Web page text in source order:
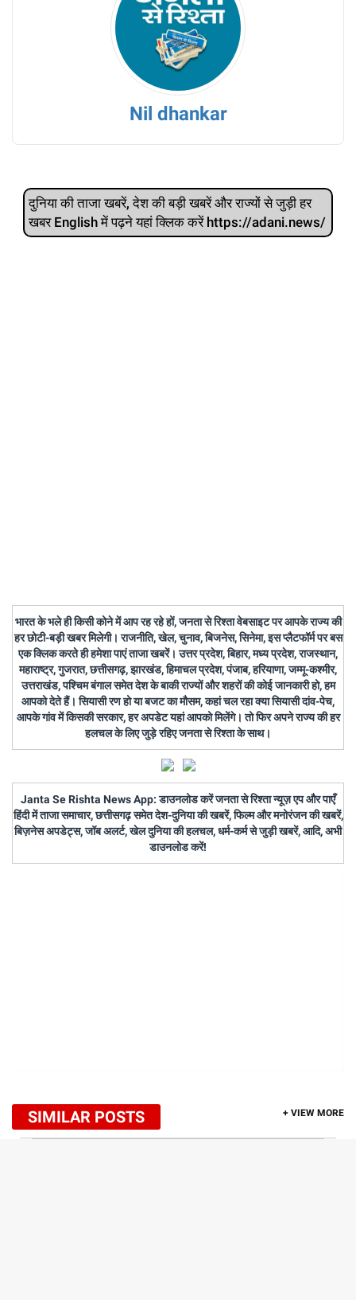
Nil dhankar
दुनिया की ताजा खबरें, देश की बड़ी खबरें और राज्‍यों से जुड़ी हर
खबर English में पढ़ने यहां क्लिक करें https://adani.news/
भारत के भले ही किसी कोने में आप रह रहे हों, जनता से रिश्ता वेबसाइट पर आपके राज्य की
हर छोटी-बड़ी खबर मिलेगी। राजनीति, खेल, चुनाव, बिजनेस, सिनेमा, इस प्लैटफॉर्म पर बस
एक क्लिक करते ही हमेशा पाएं ताजा खबरें। उत्तर प्रदेश, बिहार, मध्य प्रदेश, राजस्थान,
महाराष्ट्र, गुजरात, छत्तीसगढ़, झारखंड, हिमाचल प्रदेश, पंजाब, हरियाणा, जम्मू-कश्मीर,
उत्तराखंड, पश्चिम बंगाल समेत देश के बाकी राज्यों और शहरों की कोई जानकारी हो, हम
आपको देते हैं। सियासी रण हो या बजट का मौसम, कहां चल रहा क्या सियासी दांव-पेच,
आपके गांव में किसकी सरकार, हर अपडेट यहां आपको मिलेंगे। तो फिर अपने राज्य की हर
हलचल के लिए जुड़े रहिए जनता से रिश्ता के साथ।
Janta Se Rishta News App: डाउनलोड करें जनता से रिश्ता न्यूज़ एप और पाएँ
हिंदी में ताजा समाचार, छत्तीसगढ़ समेत देश-दुनिया की खबरें, फिल्म और मनोरंजन की खबरें,
बिज़नेस अपडेट्स, जॉब अलर्ट, खेल दुनिया की हलचल, धर्म-कर्म से जुड़ी खबरें, आदि, अभी
डाउनलोड करें!
SIMILAR POSTS + VIEW MORE